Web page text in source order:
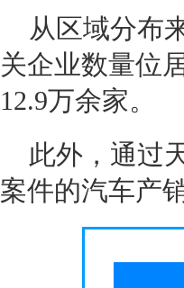
从区域分布
关企业数量位
12.9万余家。
此外，通过
案件的汽车产